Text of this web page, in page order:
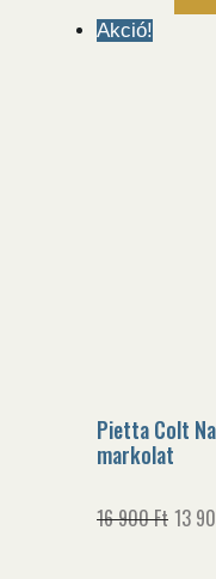
Akció!
Pietta Colt
markolat
16 900Ft 13